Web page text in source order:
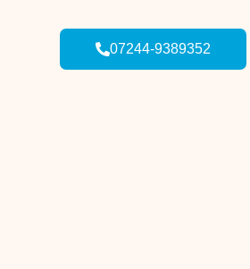
07244-9389352